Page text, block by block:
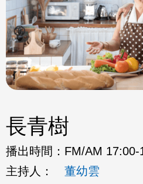
長青樹
播出時間： FM/AM
主持人：
董幼雲